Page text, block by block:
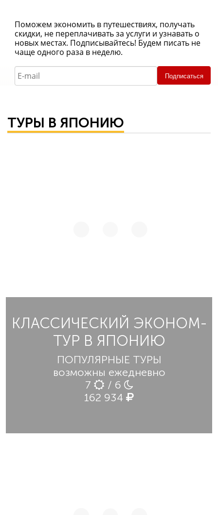
Поможем экономить в путешествиях, получать
скидки, не переплачивать за услуги и узнавать о
новых местах. Подписывайтесь! Будем писать не
чаще одного раза в неделю.
Подписаться
ТУРЫ В ЯПОНИЮ
КЛАССИЧЕСКИЙ ЭКОНОМ-
ТУР В ЯПОНИЮ
ПОПУЛЯРНЫЕ ТУРЫ
возможны ежедневно
7
/ 6
162 934